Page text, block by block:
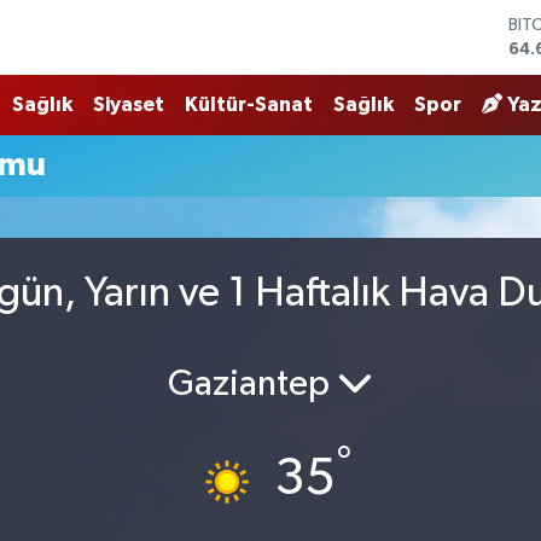
Sağlık Siyaset Kültür-Sanat Sağlık Spor
Yarın ve 1 Haftalık Hava
Gaziantep
35°